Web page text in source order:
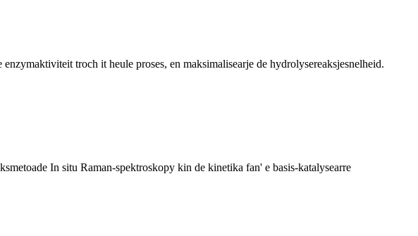
troch it heule proses, en maksimalisearje de hydrolysereaksjesnelheid.
In situ Raman-spektroskopy kin de kinetika fan' e basis-katalysearre